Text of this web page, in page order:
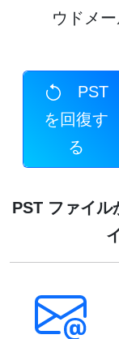
ウドメ
PST
を回復す
る
PST ファイ